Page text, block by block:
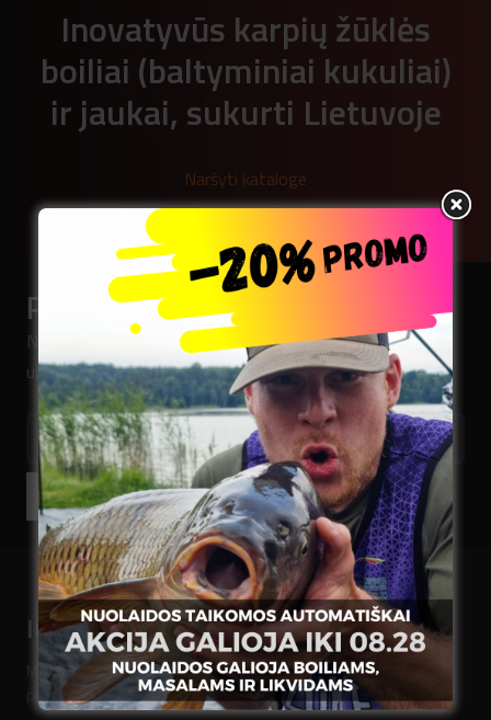
Inovatyvūs karpių žūklės
boiliai (baltyminiai kukuliai)
ir jaukai, sukurti Lietuvoje
Naršyti kataloge
Prenumeruokite naujienlaiškį
Norėdami pirmieji sužinoti mūsų naujienas,
užsiregistruokite.
El.pašto adresas
Prenumeruoti
Informacija
Mokėjimo būdai
Pristatymo būdai